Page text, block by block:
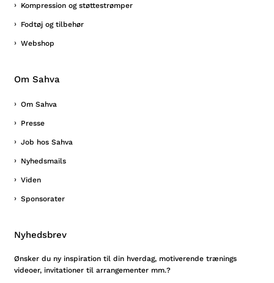
Kompression og støttestrømper
Fodtøj og tilbehør
Webshop
Om Sahva
Om Sahva
Presse
Job hos Sahva
Nyhedsmails
Viden
Sponsorater
Nyhedsbrev
Ønsker du ny inspiration til din hverdag, motiverende trænings
videoer, invitationer til arrangementer mm.?